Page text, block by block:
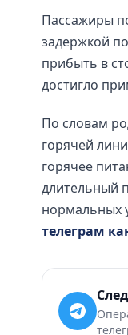
Пассажиры
задержкой
прибыть в
достигло
По словам
горячей
горячее
длительный
нормальных
телеграм